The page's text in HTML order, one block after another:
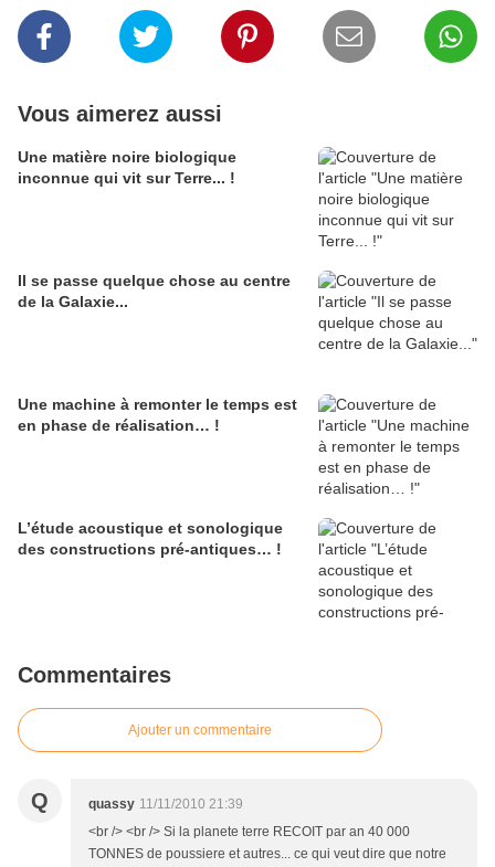
Vous aimerez aussi
Une matière noire biologique
inconnue qui vit sur Terre... !
Il se passe quelque chose au centre
de la Galaxie...
Une machine à remonter le temps est
en phase de réalisation… !
L’étude acoustique et sonologique
des constructions pré-antiques… !
Commentaires
Ajouter un commentaire
Q quassy 11/11/2010 21:39
<br /> <br /> Si la planete terre RECOIT par an 40 000
TONNES de poussiere et autres... ce qui veut dire que notre